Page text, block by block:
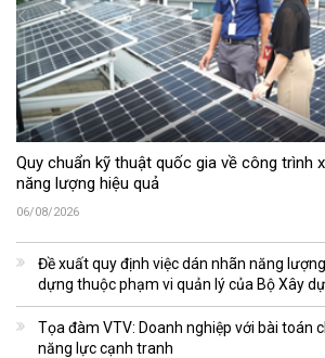
Quy chuẩn kỹ thuật quốc gia về công trình
năng lượng hiệu quả
06/08/2026
Đề xuất quy định việc dán nhãn năng
dựng thuộc phạm vi quản lý của Bộ Xây
Tọa đàm VTV: Doanh nghiệp với bài toán
năng lực cạnh tranh